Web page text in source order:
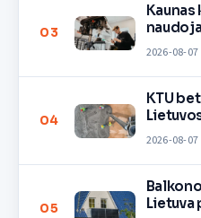
03
2026-08-07
04
KTU
2026-08-07
05
Lietuva